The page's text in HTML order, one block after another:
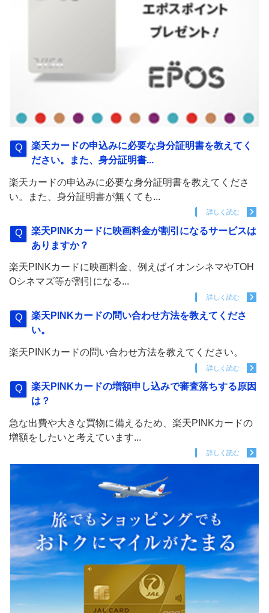
楽天カードの申込みに必要な身分証明書を教えてく
ださい。また、身分証明書...
楽天カードの申込みに必要な身分証明書を教えてくださ
い。また、身分証明書が無くても...
詳しく読む
楽天PINKカードに映画料金が割引になるサービスは
ありますか？
楽天PINKカードに映画料金、例えばイオンシネマやTOH
Oシネマズ等が割引になる...
詳しく読む
楽天PINKカードの問い合わせ方法を教えてくださ
い。
楽天PINKカードの問い合わせ方法を教えてください。
詳しく読む
楽天PINKカードの増額申し込みで審査落ちする原因
は？
急な出費や大きな買物に備えるため、楽天PINKカードの
増額をしたいと考えています...
詳しく読む